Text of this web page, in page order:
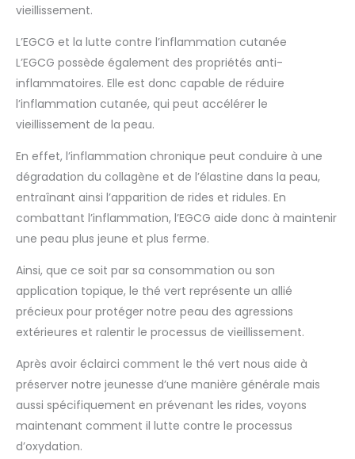
vieillissement.
L’EGCG et la lutte contre l’inflammation cutanée
L’EGCG possède également des propriétés anti-
inflammatoires. Elle est donc capable de réduire
l’inflammation cutanée, qui peut accélérer le
vieillissement de la peau.
En effet, l’inflammation chronique peut conduire à une
dégradation du collagène et de l’élastine dans la peau,
entraînant ainsi l’apparition de rides et ridules. En
combattant l’inflammation, l’EGCG aide donc à maintenir
une peau plus jeune et plus ferme.
Ainsi, que ce soit par sa consommation ou son
application topique, le thé vert représente un allié
précieux pour protéger notre peau des agressions
extérieures et ralentir le processus de vieillissement.
Après avoir éclairci comment le thé vert nous aide à
préserver notre jeunesse d’une manière générale mais
aussi spécifiquement en prévenant les rides, voyons
maintenant comment il lutte contre le processus
d’oxydation.